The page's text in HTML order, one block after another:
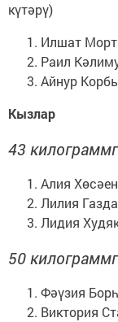
күтәрү)
Илшат
Раил
Айнур
Кызлар
43
Алия
Лилия
Лидия
50
Фәүзия
Виктория